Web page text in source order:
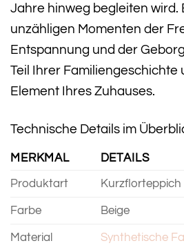
Jahre hinweg begleiten wird.
unzähligen Momenten der
Entspannung und der
Teil Ihrer Familiengeschichte
Element Ihres Zuhauses.
Technische Details im
MERKMAL DETAILS
Produktart Kurzflorteppich
Farbe Beige
Material Synthetische